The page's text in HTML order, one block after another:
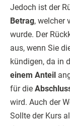
Jedoch ist der
Betrag, welcher
wurde. Der
aus, wenn Sie
kündigen, da in
einem Anteil
für die
wird. Auch der
Sollte der Kurs